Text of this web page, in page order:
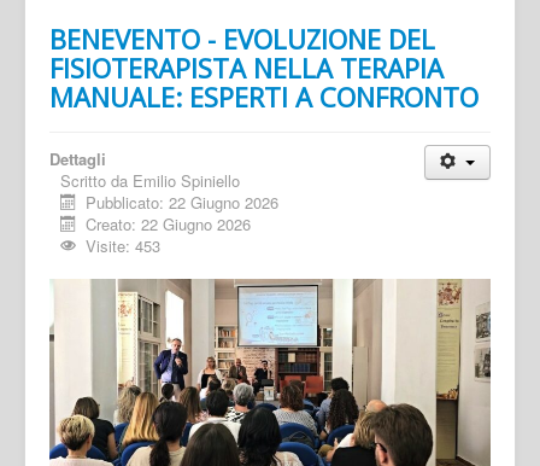
BENEVENTO - EVOLUZIONE DEL
FISIOTERAPISTA NELLA TERAPIA
MANUALE: ESPERTI A CONFRONTO
Dettagli
Scritto da Emilio Spiniello
Pubblicato: 22 Giugno 2026
Creato: 22 Giugno 2026
Visite: 453